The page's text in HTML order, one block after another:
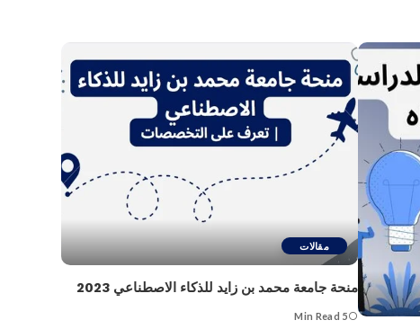
مقالات
منحة جامعة محمد بن زايد للذكاء الاصطناعي 2023
5 Min Read